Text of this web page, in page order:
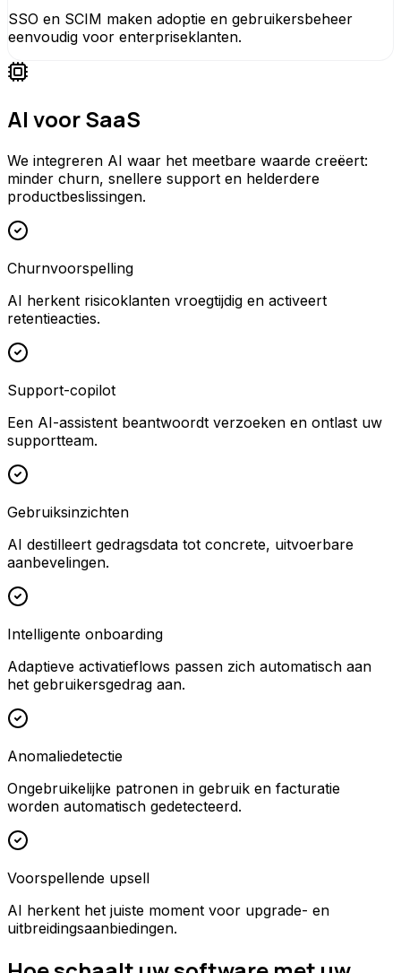
SSO en SCIM maken adoptie en gebruikersbeheer
eenvoudig voor enterpriseklanten.
AI voor SaaS
We integreren AI waar het meetbare waarde creëert:
minder churn, snellere support en helderdere
productbeslissingen.
Churnvoorspelling
AI herkent risicoklanten vroegtijdig en activeert
retentieacties.
Support-copilot
Een AI-assistent beantwoordt verzoeken en ontlast uw
supportteam.
Gebruiksinzichten
AI destilleert gedragsdata tot concrete, uitvoerbare
aanbevelingen.
Intelligente onboarding
Adaptieve activatieflows passen zich automatisch aan
het gebruikersgedrag aan.
Anomaliedetectie
Ongebruikelijke patronen in gebruik en facturatie
worden automatisch gedetecteerd.
Voorspellende upsell
AI herkent het juiste moment voor upgrade- en
uitbreidingsaanbiedingen.